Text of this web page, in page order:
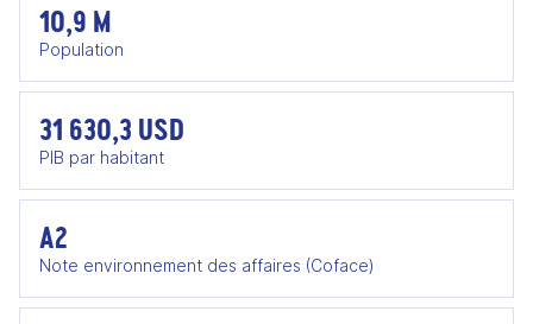
10,9 M
Population
31 630,3 USD
PIB par habitant
A2
Note environnement des affaires (Coface)